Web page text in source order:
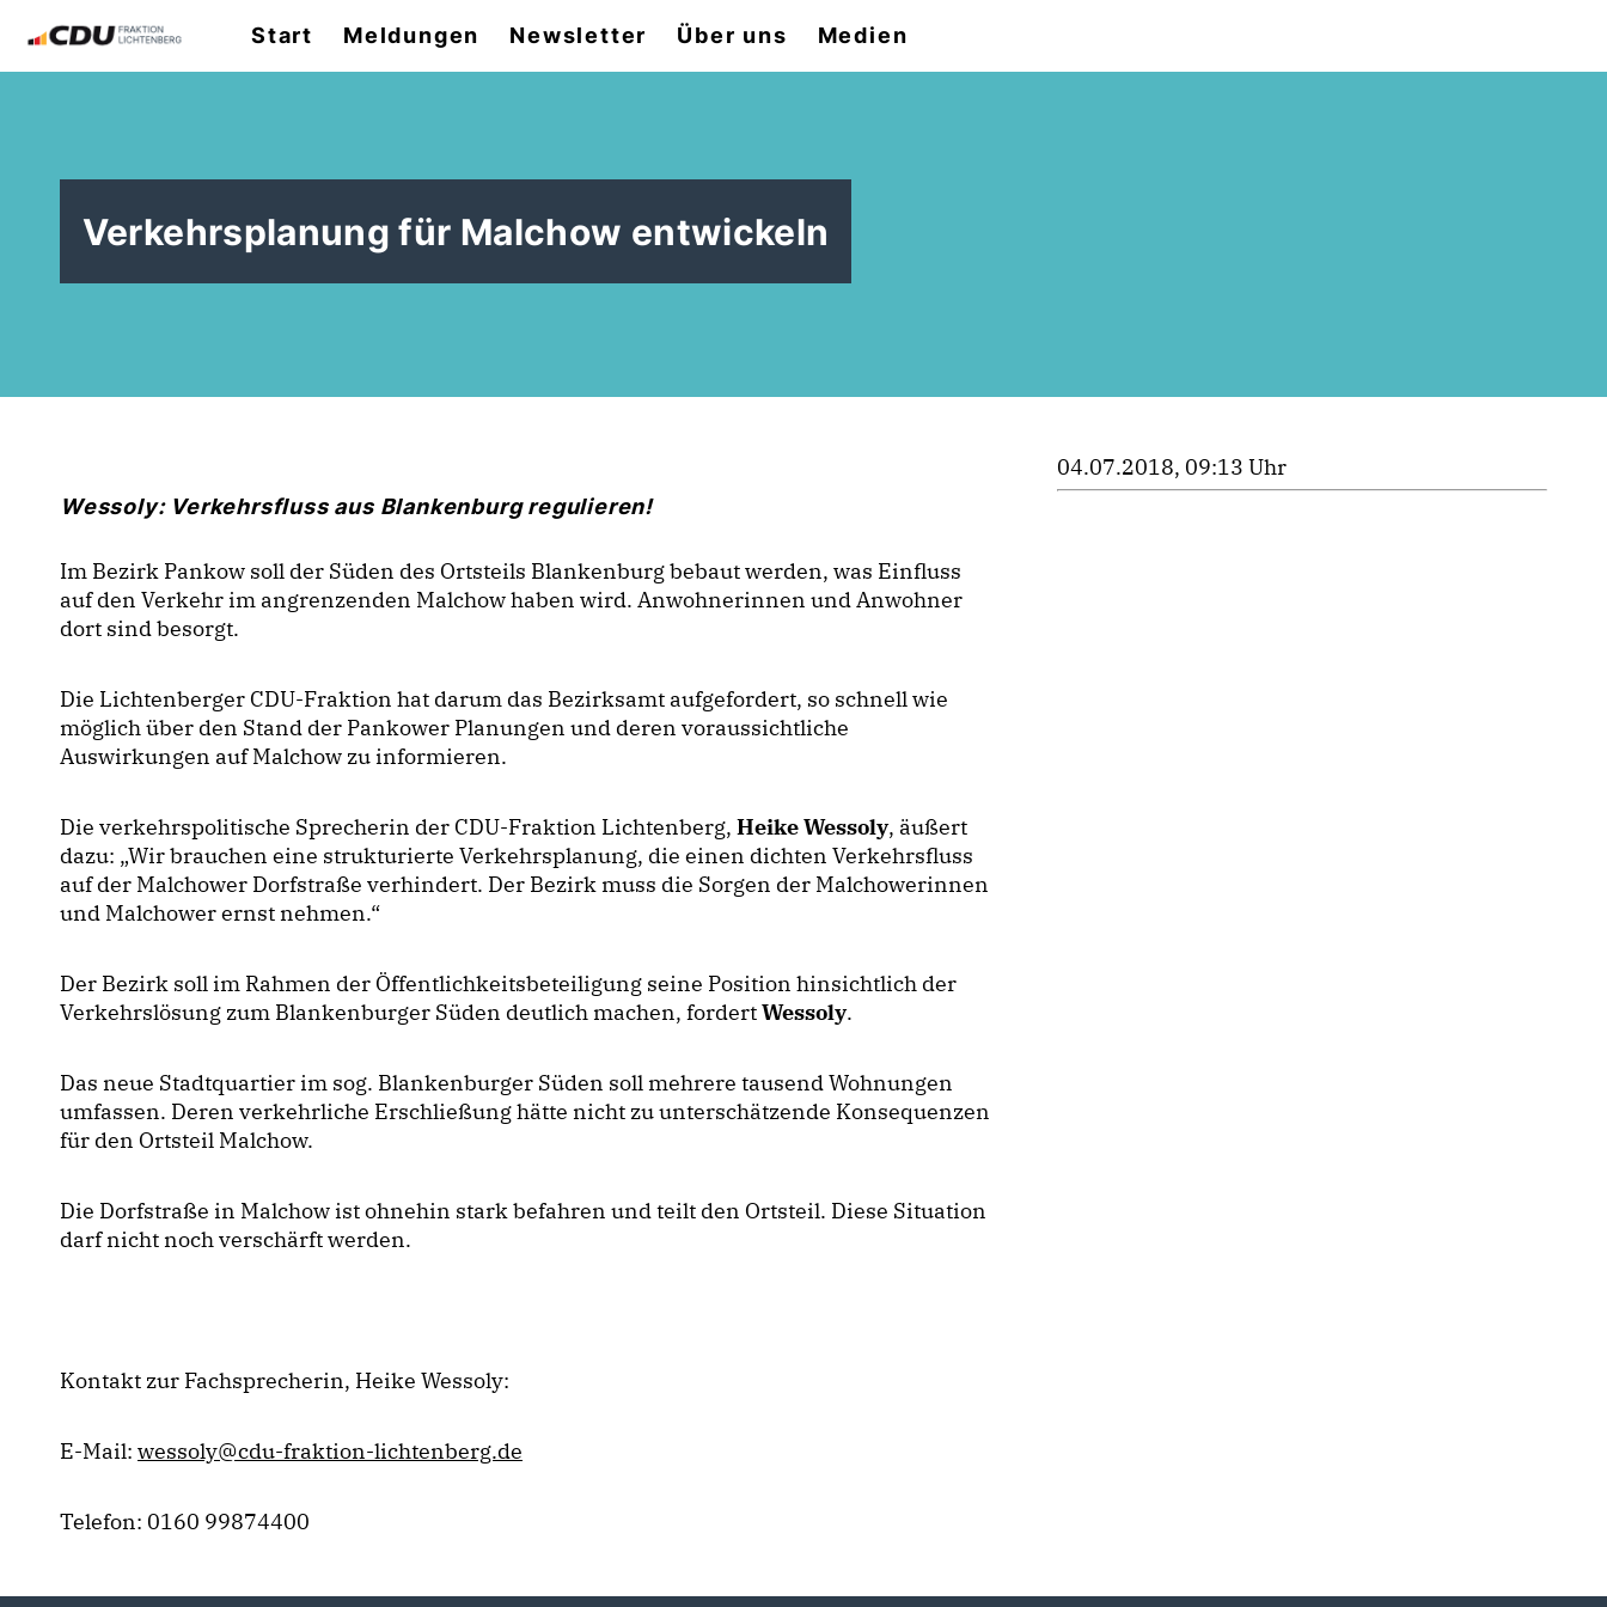
Start Meldungen Newsletter Über uns Medien
Verkehrsplanung für Malchow entwickeln
Wessoly: Verkehrsfluss aus Blankenburg regulieren!
Im Bezirk Pankow soll der Süden des Ortsteils Blankenburg bebaut werden, was Einfluss
auf den Verkehr im angrenzenden Malchow haben wird. Anwohnerinnen und Anwohner
dort sind besorgt.
Die Lichtenberger CDU-Fraktion hat darum das Bezirksamt aufgefordert, so schnell wie
möglich über den Stand der Pankower Planungen und deren voraussichtliche
Auswirkungen auf Malchow zu informieren.
Die verkehrspolitische Sprecherin der CDU-Fraktion Lichtenberg, Heike Wessoly, äußert
dazu: „Wir brauchen eine strukturierte Verkehrsplanung, die einen dichten Verkehrsfluss
auf der Malchower Dorfstraße verhindert. Der Bezirk muss die Sorgen der Malchowerinnen
und Malchower ernst nehmen.“
Der Bezirk soll im Rahmen der Öffentlichkeitsbeteiligung seine Position hinsichtlich der
Verkehrslösung zum Blankenburger Süden deutlich machen, fordertWessoly.
Das neue Stadtquartier im sog. Blankenburger Süden soll mehrere tausend Wohnungen
umfassen. Deren verkehrliche Erschließung hätte nicht zu unterschätzende Konsequenzen
für den Ortsteil Malchow.
Die Dorfstraße in Malchow ist ohnehin stark befahren und teilt den Ortsteil. Diese Situation
darf nicht noch verschärft werden.
Kontakt zur Fachsprecherin, Heike Wessoly:
E-Mail: wessoly@cdu-fraktion-lichtenberg.de
Telefon: 0160 99874400
04.07.2018, 09:13 Uhr